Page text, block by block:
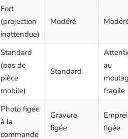
Fort
(projection
inattendue)
Modéré
Standard
(pas de
pièce
mobile)
Standard
au
fragile
Photo figée
à la
commande
Gravure
figée
figée